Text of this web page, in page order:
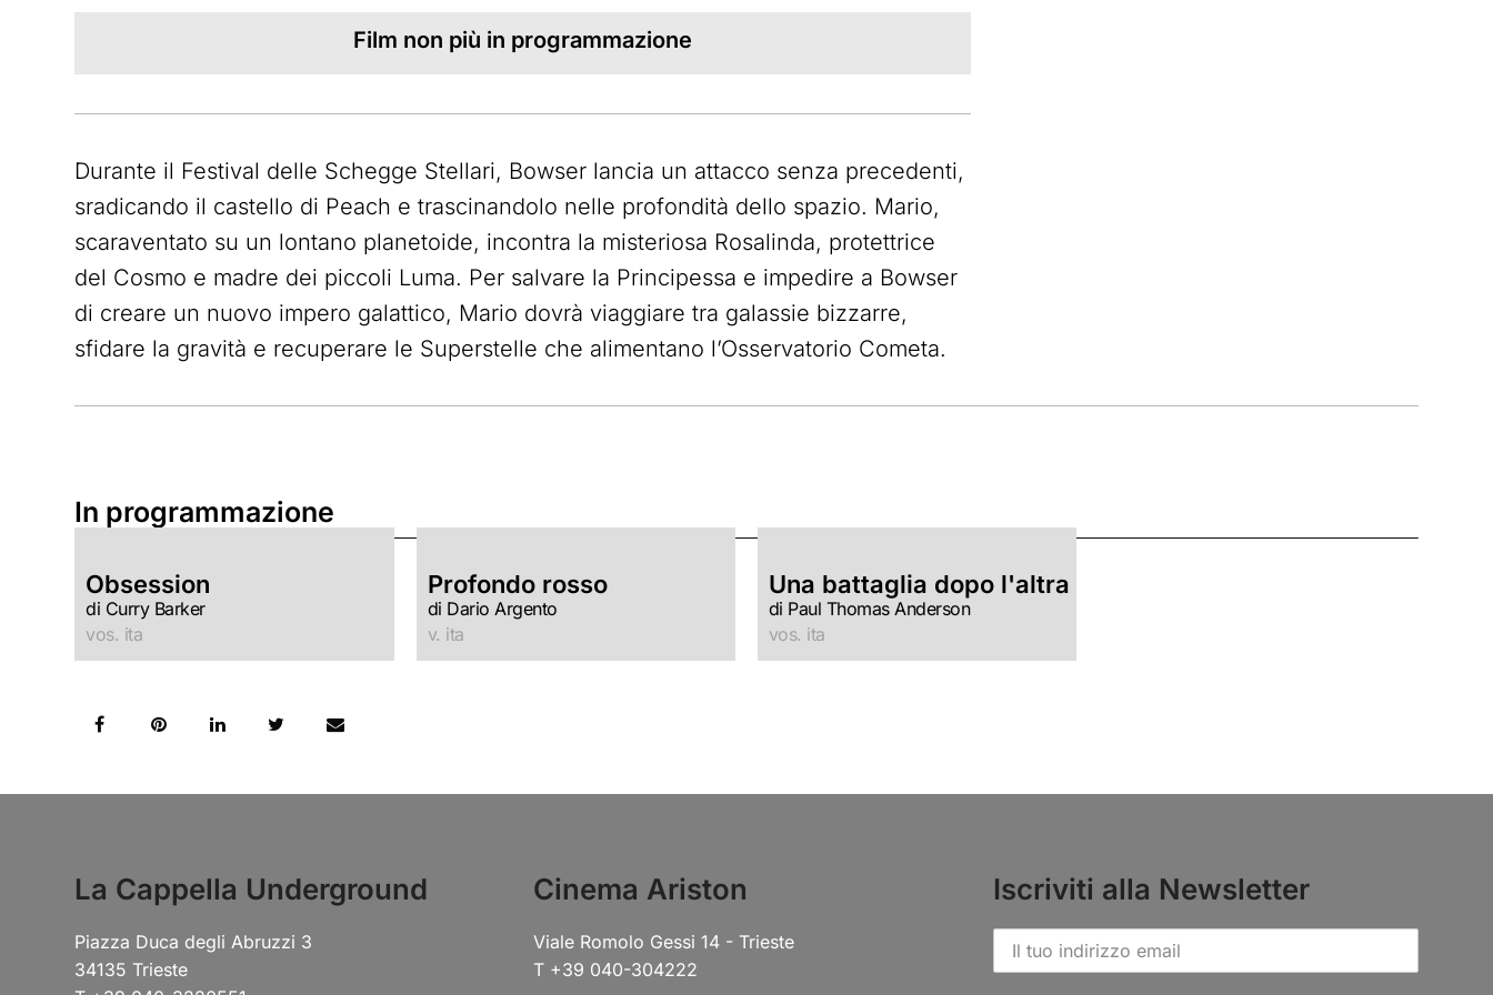
Film non più in programmazione
Durante il Festival delle Schegge Stellari, Bowser lancia un attacco senza precedenti,
sradicando il castello di Peach e trascinandolo nelle profondità dello spazio. Mario,
scaraventato su un lontano planetoide, incontra la misteriosa Rosalinda, protettrice
del Cosmo e madre dei piccoli Luma. Per salvare la Principessa e impedire a Bowser
di creare un nuovo impero galattico, Mario dovrà viaggiare tra galassie bizzarre,
sfidare la gravità e recuperare le Superstelle che alimentano l’Osservatorio Cometa.
In programmazione
Obsession
di Curry Barker
vos. ita
Profondo rosso
di Dario Argento
v. ita
Una battaglia dopo l'altra
di Paul Thomas Anderson
vos. ita
La Cappella Underground
Piazza Duca degli Abruzzi 3
34135 Trieste
Cinema Ariston
Viale Romolo Gessi 14 - Trieste
T +39 040-304222
Iscriviti alla Newsletter